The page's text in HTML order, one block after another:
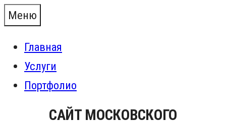
Перейти
содержимому
Меню
Главная
Услуги
Портфолио
САЙТ МОСКОВСКОГО